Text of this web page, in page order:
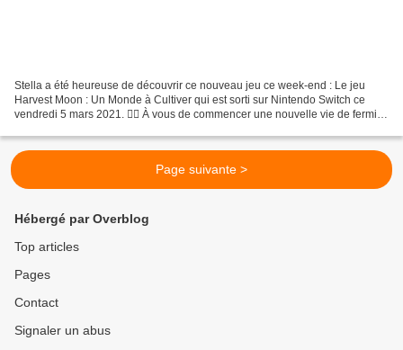
Stella a été heureuse de découvrir ce nouveau jeu ce week-end : Le jeu
Harvest Moon : Un Monde à Cultiver qui est sorti sur Nintendo Switch ce
vendredi 5 mars 2021. 👉🏻 À vous de commencer une nouvelle vie de fermier
Page suivante >
Hébergé par Overblog
Top articles
Pages
Contact
Signaler un abus